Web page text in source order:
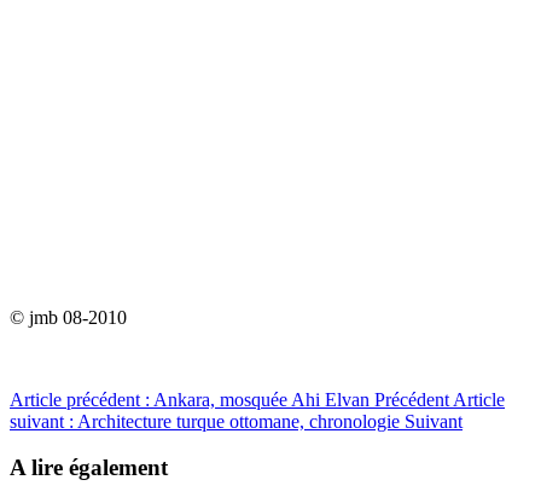
© jmb 08-2010
Article précédent : Ankara, mosquée Ahi Elvan Précédent Article
suivant : Architecture turque ottomane, chronologie Suivant
A lire également